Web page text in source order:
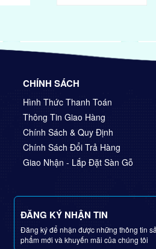
CHÍNH SÁCH
Hình Thức Thanh Toán
Thông Tin Giao Hàng
Chính Sách & Quy Định
Chính Sách Đổi Trả Hàng
Giao Nhận - Lắp Đặt Sàn Gỗ
ĐĂNG KÝ NHẬN TIN
Đăng ký để nhận được những thông tin
phẩm mới và khuyến mãi của chúng tôi